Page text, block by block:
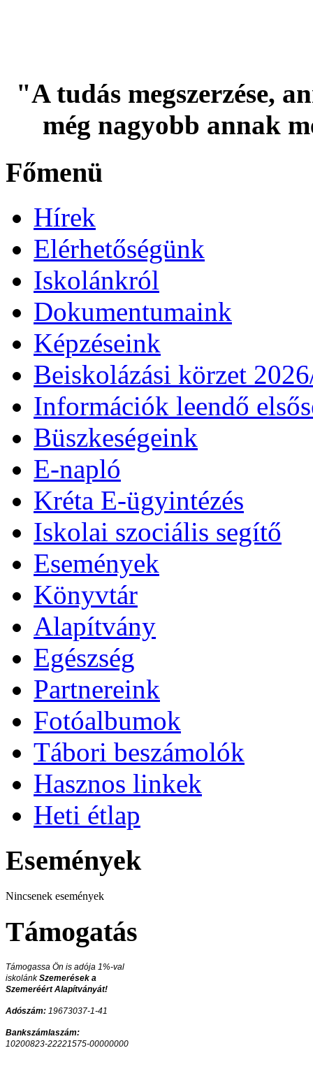
"A tudás megszerzése,
még nagyobb annak
Főmenü
Hírek
Elérhetőségünk
Iskolánkról
Dokumentumaink
Képzéseink
Beiskolázási körzet
Információk leendő
Büszkeségeink
E-napló
Kréta E-ügyintézés
Iskolai szociális segítő
Események
Könyvtár
Alapítvány
Egészség
Partnereink
Fotóalbumok
Tábori beszámolók
Hasznos linkek
Heti étlap
Események
Nincsenek események
Támogatás
Támogassa Ön is adója 1%-val
iskolánkSzemerések a
Szemeréért Alapítványát!
Adószám: 19673037-1-41
Bankszámlaszám:
10200823-22221575-00000000